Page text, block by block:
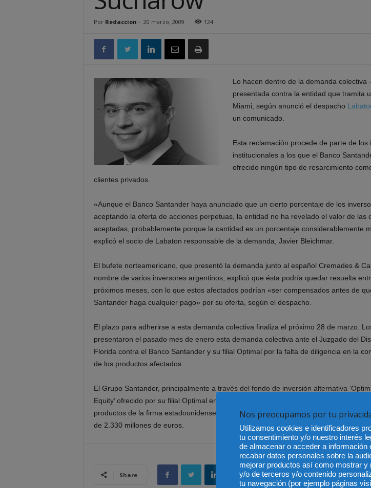
Por Redaccion - 20 marzo, 2009 124
Lo hacen dentro de la demanda colectiva -
presentada contra la entidad que tramita
Miami, según anunció el despacho
un comunicado.
Esta reclamación procede de parte de los
institucionales a los que el Banco
ofrecido ningún tipo de resarcimiento
clientes privados.
«Aunque el Banco Santander haya anunciado que un cierto porcentaje de los
aceptando la oferta de acciones perpetuas, la entidad no ha revelado el valor de las
aceptadas, probablemente porque la cantidad es un porcentaje considerablemente
explicó el socio de Labaton responsable de la demanda, Javier Bleichmar.
El bufete norteamericano, que presentó la demanda junto al español Cremades &
nombre de varios inversores argentinos, explicó que ésta podría quedar resuelta
próximos meses, con lo que estos afectados podrían «ser compensados antes de
Santander haga cualquier pago» por su oferta, según el despacho.
El plazo para adherirse a esta demanda colectiva finaliza el próximo 28 de marzo.
presentaron el pasado mes de enero esta demanda colectiva ante el Juzgado del
Florida contra el Banco Santander y su filial Optimal por la falta de diligencia en la
de los productos afectados.
El Grupo Santander, principalmente a través del fondo de inversión alternativa
Equity’ ofrecido por su filial Optimal en Estados Unidos, gestionó fondos de clientes
productos de la firma estadounidense ‘Bernard L. Madoff Investment Securities’ por
de 2.330 millones de euros.
Share
Nos preocupamos por tu
Utilizamos cookies e identificadores
tu consentimiento y/o nuestro interés
de almacenar o acceder a información
recabar datos personales sobre la
mejorar productos así como mostrar y
y/o de terceros y/o contenido
tu navegación (por ejemplo páginas